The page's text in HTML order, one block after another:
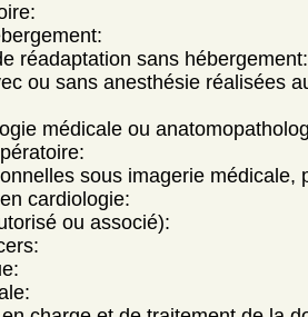
réadaptation sans hébergement:
ou sans anesthésie réalisées
médicale ou
sous imagerie médicale,
cardiologie:
ou associé):